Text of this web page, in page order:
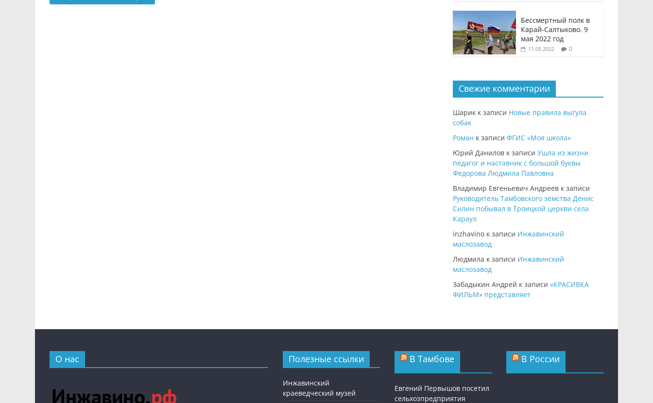
Бессмертный полк в
Карай-Салтыково. 9
мая 2022 год
11.05.2022 0
Свежие комментарии
Шарик к записи Новые правила выгула
собак
Роман к записи ФГИС «Моя школа»
Юрий Данилов к записи Ушла из жизни
педагог и наставник с большой буквы
Федорова Людмила Павловна
Владимир Евгеньевич Андреев к записи
Руководитель Тамбовского земства Денис
Силин побывал в Троицкой церкви села
Караул
inzhavino к записи Инжавинский
маслозавод
Людмила к записи Инжавинский
маслозавод
Забадыкин Андрей к записи «КРАСИВКА
ФИЛЬМ» представляет
О нас Полезные ссылки
Инжавинский
краеведческий музей
В Тамбове
Евгений Первышов посетил
сельхозпредприятия
В России